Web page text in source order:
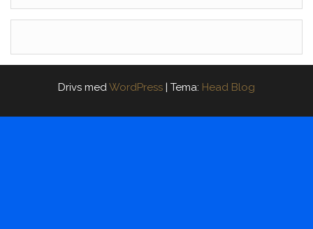
Drivs medWordPress | Tema: Head Blog